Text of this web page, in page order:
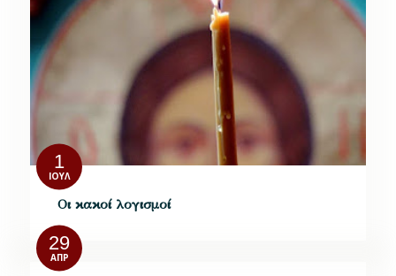
1
ΙΟΎΛ
Οι κακοί λογισμοί
29
ΑΠΡ